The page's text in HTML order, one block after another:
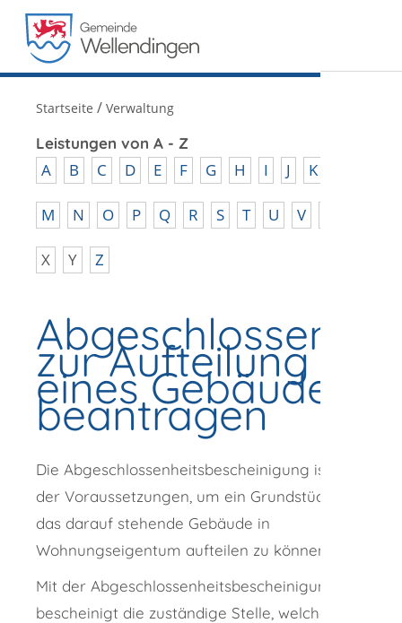
Startseite / Verwaltung
Leistungen von A - Z
A B C D E F G H I J K
M N O P Q R S T U V
X Y Z
zur Aufteilung
eines Gebäudes
beantragen
Die Abgeschlossenheitsbescheinigung ist eine
der Voraussetzungen, um ein Grundstück und
das darauf stehende Gebäude in
Wohnungseigentum aufteilen zu können.
Mit der Abgeschlossenheitsbescheinigung
bescheinigt die zuständige Stelle, welche